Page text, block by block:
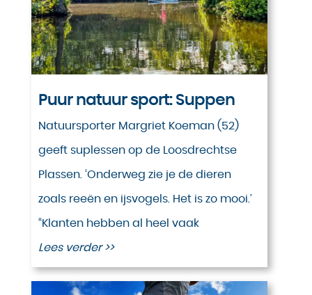
Puur natuur sport: Suppen
Natuursporter Margriet Koeman (52)
geeft suplessen op de Loosdrechtse
Plassen. ‘Onderweg zie je de dieren
zoals reeën en ijsvogels. Het is zo mooi.’
“Klanten hebben al heel vaak
Lees verder >>